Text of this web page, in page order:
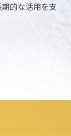
的な活用を支